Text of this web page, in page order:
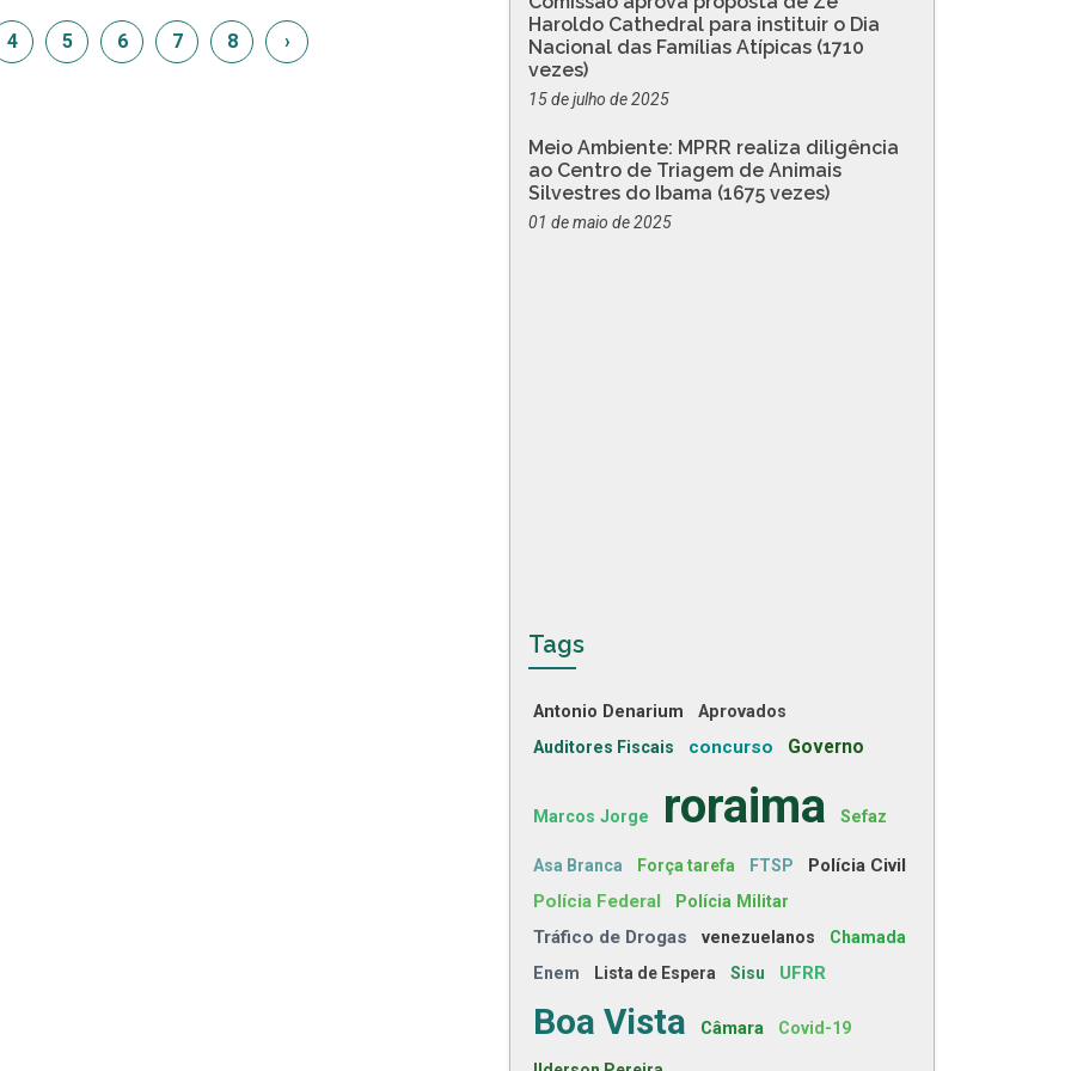
4 5 6 7 8 ›
Haroldo Cathedral para instituir o Dia
Nacional das Famílias Atípicas (1710
vezes)
15 de julho de 2025
Meio Ambiente: MPRR realiza diligência
ao Centro de Triagem de Animais
Silvestres do Ibama (1675 vezes)
01 de maio de 2025
Tags
Antonio Denarium Aprovados
Auditores Fiscais concurso Governo
Marcos Jorge roraima Sefaz
Asa Branca Força tarefa FTSP
Polícia Civil
Polícia Federal
Polícia Militar
Tráfico de Drogas venezuelanos
Chamada
Enem
Lista de Espera Sisu UFRR
Boa Vista Câmara Covid-19